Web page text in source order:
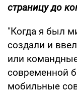
страницу до
"Когда я был
создали и
или
современной
мобильные